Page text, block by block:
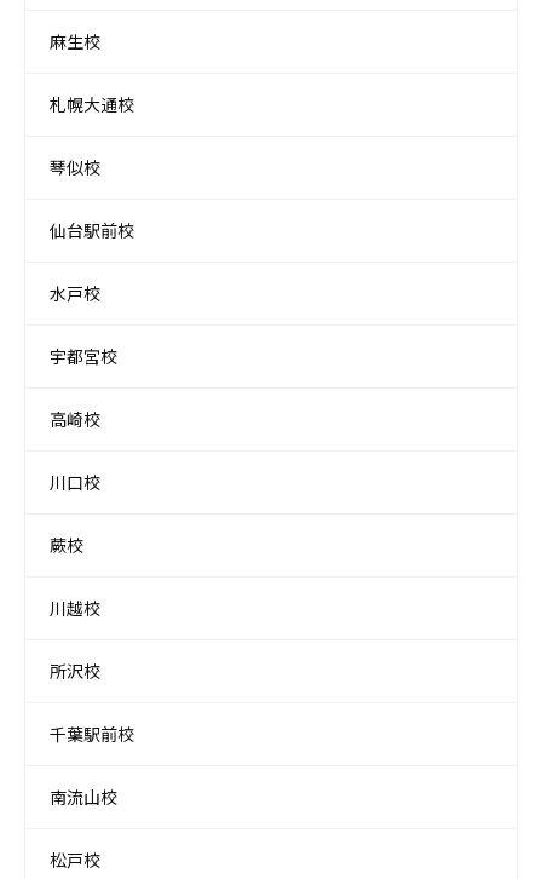
麻生校
札幌大通校
琴似校
仙台駅前校
水戸校
宇都宮校
高崎校
川口校
蕨校
川越校
所沢校
千葉駅前校
南流山校
松戸校